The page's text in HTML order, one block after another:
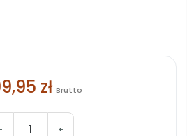
zł Brutto
+